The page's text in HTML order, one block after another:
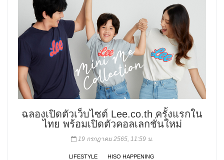
ฉลองเปิดตัวเว็บไซต์ Lee.co.th ครั้งแรกใน
ไทย พร้อมเปิดตัวคอลเลกชั่นใหม่
19 กรกฎาคม 2565, 11:59 น.
LIFESTYLE HISO HAPPENING